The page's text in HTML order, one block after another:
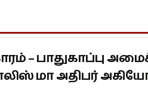
– பாதுகாப்பு
மா அதிபர்